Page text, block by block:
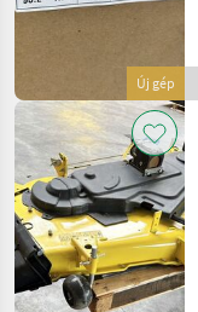
Új gép